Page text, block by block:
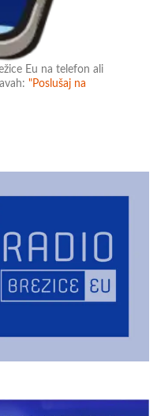
Eu na telefon ali
"Poslušaj na